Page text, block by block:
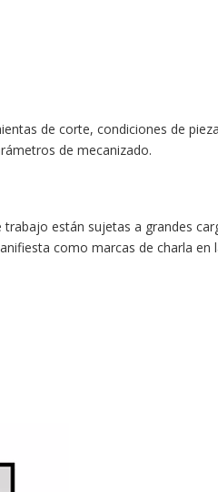
de corte, condiciones de
de mecanizado.
están sujetas a grandes
como marcas de charla en